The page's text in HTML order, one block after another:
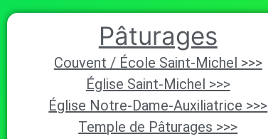
Pâturages
Couvent / École Saint-Michel >>>
Église Saint-Michel >>>
Église Notre-Dame-Auxiliatrice >>>
Temple de Pâturages >>>